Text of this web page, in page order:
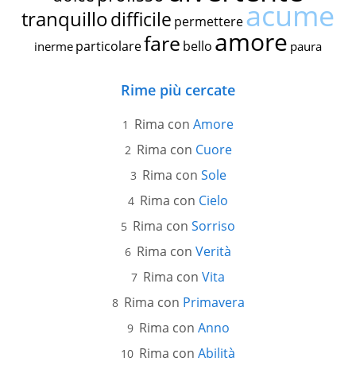
tranquillodifficile permettereacume
inerme particolarefare bello amore paura
Rime più cercate
Rima con Amore
Rima con Cuore
Rima con Sole
Rima con Cielo
Rima con Sorriso
Rima con Verità
Rima con Vita
Rima con Primavera
Rima con Anno
Rima con Abilità